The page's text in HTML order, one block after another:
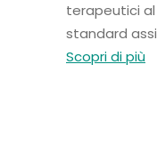
terapeutici
standard
Scopri di più